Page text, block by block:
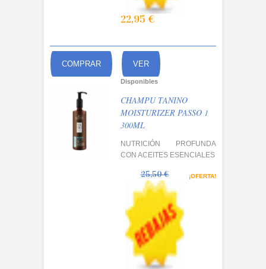
22,95 €
COMPRAR VER
Disponibles
CHAMPU TANINO
MOISTURIZER PASSO 1
300ML
NUTRICIÓN PROFUNDA
CON ACEITES ESENCIALES
¡OFERTA!
25,50 €